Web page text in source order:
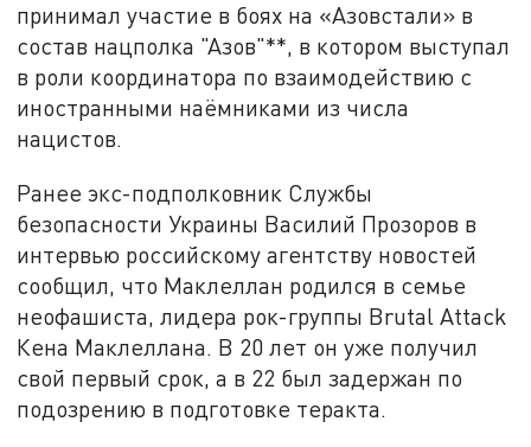
принимал участие в боях на «Азовстали» в
состав нацполка "Азов"**, в котором выступал
в роли координатора по взаимодействию с
иностранными наёмниками из числа
нацистов.
Ранее экс-подполковник Службы
безопасности Украины Василий Прозоров в
интервью российскому агентству новостей
сообщил, что Маклеллан родился в семье
неофашиста, лидера рок-группы Brutal Attack
Кена Маклеллана. В 20 лет он уже получил
свой первый срок, а в 22 был задержан по
подозрению в подготовке теракта.